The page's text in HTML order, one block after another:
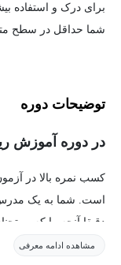
برای درک و استفاده
شما حداقل در سطح
توضیحات دوره
در دوره آموزش
کسب نمره بالا در
است. شما به یک مدرس
دقیقا آنچه را که
این دوره ریدینگ
مشاهده ادامه معرفی